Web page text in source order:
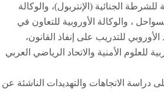
الجنائية (الإنتربول)، والوكالة
، والوكالة الأوروبية للتعاون في
الأوروبي للتدريب على إنفاذ القانون،
للعلوم الأمنية والاتحاد الرياضي العربي
دراسة الاتجاهات والتهديدات الناشئة عن